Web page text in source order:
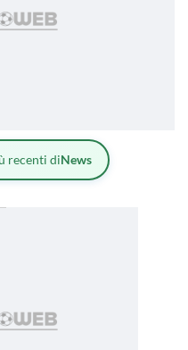
recenti diNews